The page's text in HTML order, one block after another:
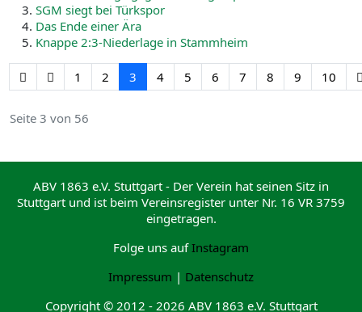
SGM siegt bei Türkspor
Das Ende einer Ära
Knappe 2:3-Niederlage in Stammheim
1 2 3 4 5 6 7 8 9 10
Seite 3 von 56
ABV 1863 e.V. Stuttgart - Der Verein hat seinen Sitz in
Stuttgart und ist beim Vereinsregister unter Nr. 16 VR 3759
eingetragen.
Folge uns aufInstagram
Impressum | Datenschutz
Copyright © 2012 - 2026 ABV 1863 e.V. Stuttgart